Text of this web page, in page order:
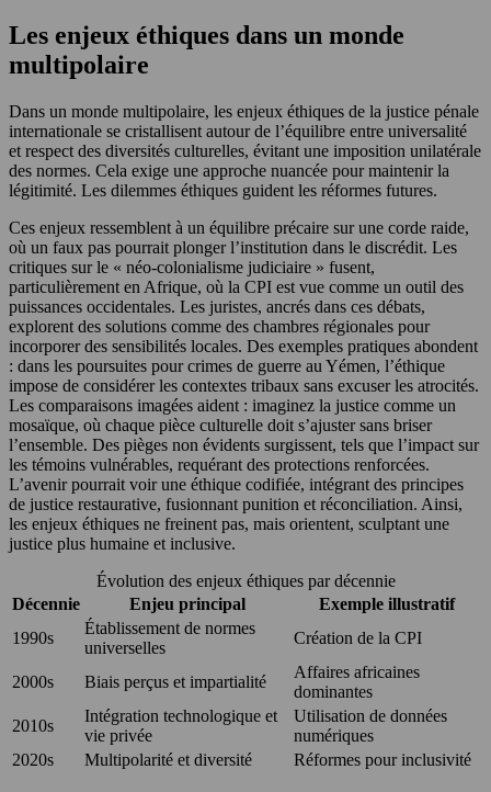
Les enjeux éthiques dans un monde
multipolaire
Dans un monde multipolaire, les enjeux éthiques de la justice pénale
internationale se cristallisent autour de l’équilibre entre universalité
et respect des diversités culturelles, évitant une imposition unilatérale
des normes. Cela exige une approche nuancée pour maintenir la
légitimité. Les dilemmes éthiques guident les réformes futures.
Ces enjeux ressemblent à un équilibre précaire sur une corde raide,
où un faux pas pourrait plonger l’institution dans le discrédit. Les
critiques sur le « néo-colonialisme judiciaire » fusent,
particulièrement en Afrique, où la CPI est vue comme un outil des
puissances occidentales. Les juristes, ancrés dans ces débats,
explorent des solutions comme des chambres régionales pour
incorporer des sensibilités locales. Des exemples pratiques abondent
: dans les poursuites pour crimes de guerre au Yémen, l’éthique
impose de considérer les contextes tribaux sans excuser les atrocités.
Les comparaisons imagées aident : imaginez la justice comme un
mosaïque, où chaque pièce culturelle doit s’ajuster sans briser
l’ensemble. Des pièges non évidents surgissent, tels que l’impact sur
les témoins vulnérables, requérant des protections renforcées.
L’avenir pourrait voir une éthique codifiée, intégrant des principes
de justice restaurative, fusionnant punition et réconciliation. Ainsi,
les enjeux éthiques ne freinent pas, mais orientent, sculptant une
justice plus humaine et inclusive.
Évolution des enjeux éthiques par décennie
Décennie
Enjeu principal
Exemple illustratif
1990s
Établissement de normes
universelles
Création de la CPI
2000s Biais perçus et impartialité
Affaires africaines
dominantes
2010s
Intégration technologique et
vie privée
Utilisation de données
numériques
2020s
Multipolarité et diversité Réformes pour inclusivité